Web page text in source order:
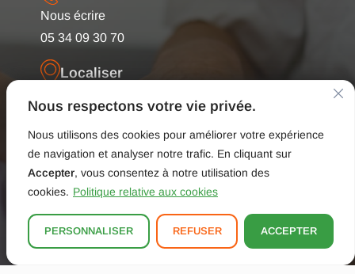
Nous respectons votre vie privée.
Nous utilisons des cookies pour améliorer votre expérience
de navigation et analyser notre trafic. En cliquant sur
Accepter, vous consentez à notre utilisation des
cookies. Politique relative aux cookies
PERSONNALISER REFUSER ACCEPTER
Horaires
Du lundi au vendredi :
14H00 à 18H00
Localiser
09330 Montgailhard
Nous écrire
05 34 09 30 70